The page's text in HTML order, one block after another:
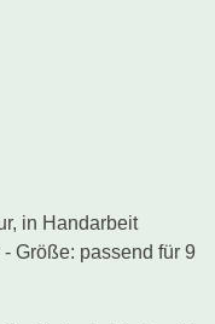
in Handarbeit
Größe: passend für 9